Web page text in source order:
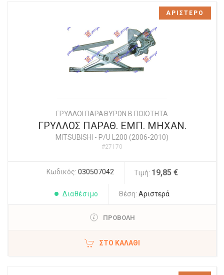
ΓΡΥΛΛΟΙ ΠΑΡΑΘΥΡΩΝ Β ΠΟΙΟΤΗΤΑ
ΓΡΥΛΛΟΣ ΠΑΡΑΘ. ΕΜΠ. ΜΗΧΑΝ.
MITSUBISHI - P/U L200 (2006-2010)
#27170
Κωδικός: 030507042 Τιμή: 19,85 €
Διαθέσιμο Θέση: Αριστερά
ΠΡΟΒΟΛΗ
ΣΤΟ ΚΑΛΆΘΙ
ΑΡΙΣΤΕΡΟ